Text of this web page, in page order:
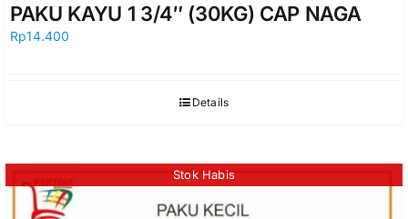
PAKU KAYU 1 3/4″ (30KG) CAP NAGA
Rp14.400
Details
Stok Habis